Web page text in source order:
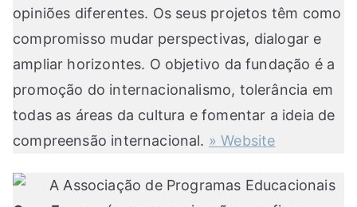
opiniões diferentes. Os seus projetos têm como
compromisso mudar perspectivas, dialogar e
ampliar horizontes. O objetivo da fundação é a
promoção do internacionalismo, tolerância em
todas as áreas da cultura e fomentar a ideia de
compreensão internacional. »Website
A Associação de Programas Educacionais